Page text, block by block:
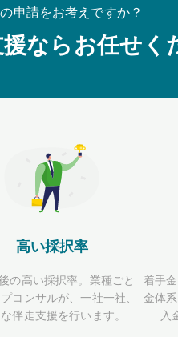
申請をお考えですか？
ならお任せく
高い採択率
の高い採択率。業種ごと
コンサルが、一社一社、
伴走支援を行います。
着手
金体
入